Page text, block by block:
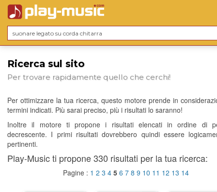
Ricerca sul sito
Per trovare rapidamente quello che cerchi!
Per ottimizzare la tua ricerca, questo motore prende in
termini indicati. Più sarai preciso, più i risultati lo saranno!
Inoltre il motore ti propone i risultati elencati in ordine di
decrescente. I primi risultati dovrebbero quindi essere
pertinenti.
Play-Music ti propone 330 risultati per la tua ricerca:
Pagine : 1 2 3 4 5 6 7 8 9 10 11 12 13 14